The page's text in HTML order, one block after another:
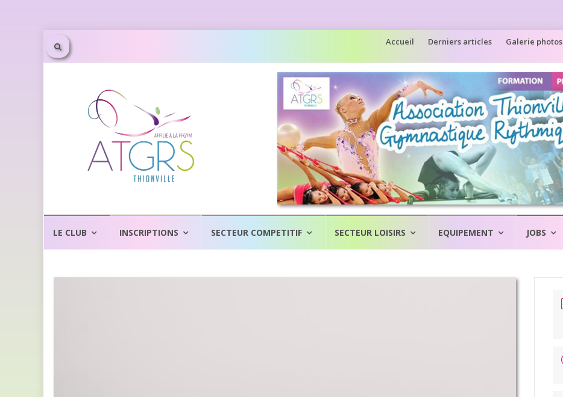
Aller
au
contenu
Accueil Derniers articles Galerie photos
LE CLUB INSCRIPTIONS SECTEUR COMPETITIF SECTEUR LOISIRS EQUIPEMENT JOBS